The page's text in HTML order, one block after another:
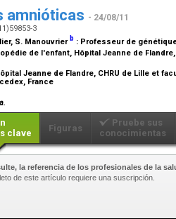
amnióticas - 24/08/11
3
, S. Manouvrier b : Professeur de
de l'enfant, Hôpital Jeanne de Flandre,
Jeanne de Flandre, CHRU de Lille et
France
clave
Figuras
Pruebe sus
conocimientas
la referencia de los profesionales de la
de este artículo requiere una suscripción.